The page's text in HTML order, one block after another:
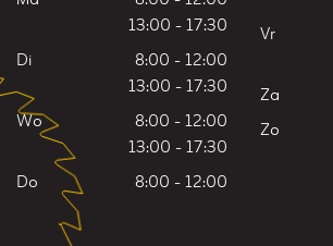
13:00 - 17:30
Di
8:00 - 12:00
13:00 - 17:30
Wo
8:00 - 12:00
13:00 - 17:30
Do
8:00 - 12:00
Vr
Za
Zo